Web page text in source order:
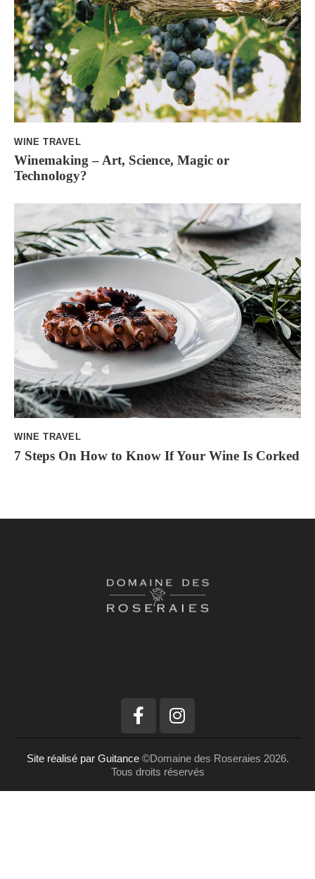
WINE TRAVEL
Winemaking – Art, Science, Magic or
Technology?
WINE TRAVEL
7 Steps On How to Know If Your Wine Is Corked
Site réalisé par Guitance ©Domaine des Roseraies 2026.
Tous droits réservés